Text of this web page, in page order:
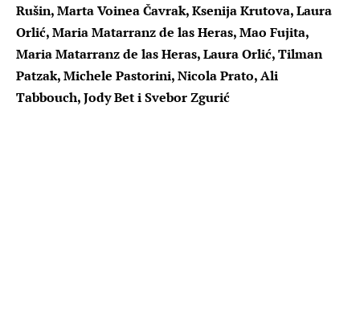
Rušin, Marta Voinea Čavrak, Ksenija Krutova, Laura
Orlić, Maria Matarranz de las Heras, Mao Fujita,
Maria Matarranz de las Heras, Laura Orlić, Tilman
Patzak, Michele Pastorini, Nicola Prato, Ali
Tabbouch, Jody Bet i Svebor Zgurić